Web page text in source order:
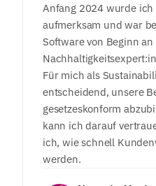
Anfang 2024 wurde ich
aufmerksam und war
Software von Beginn
Für mich als
entscheidend, unsere
gesetzeskonform
kann ich darauf
ich, wie schnell
werden.